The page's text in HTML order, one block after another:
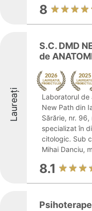
8
Laureați
S.C. DMD
de
Laboratorul de
New Path din
Sărărie, nr.
specializat în
citologic. Sub
Mihai Danciu,
8.1